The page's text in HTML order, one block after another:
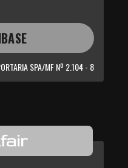
SPA/MF Nº 2.104 - 8